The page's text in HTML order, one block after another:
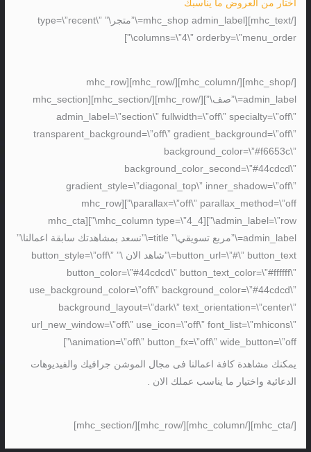
اختار من العروض ما يناسبك
[/mhc_text][mhc_shop admin_label=\”متجر\” type=\”recent\”
columns=\”4\” orderby=\”menu_order\”]
[/mhc_shop][/mhc_column][/mhc_row][mhc_row
admin_label=\”صف\”][/mhc_row][/mhc_section][mhc_section
admin_label=\”section\” fullwidth=\”off\” specialty=\”off\”
transparent_background=\”off\” gradient_background=\”off\”
background_color=\”#f6653c\”
background_color_second=\”#44cdcd\”
gradient_style=\”diagonal_top\” inner_shadow=\”off\”
parallax=\”off\” parallax_method=\”off\”][mhc_row
admin_label=\”row\”][mhc_column type=\”4_4\”][mhc_cta
admin_label=\”مربع تسويقي\” title=\”نسعد بمشاهدتك سابقة اعمالنا\”
button_url=\”#\” button_text=\”شاهد الان \” button_style=\”off\”
button_color=\”#44cdcd\” button_text_color=\”#ffffff\”
use_background_color=\”off\” background_color=\”#44cdcd\”
background_layout=\”dark\” text_orientation=\”center\”
url_new_window=\”off\” use_icon=\”off\” font_list=\”mhicons\”
animation=\”off\” button_fx=\”off\” wide_button=\”off\”]
يمكنك مشاهدة كافة اعمالنا فى مجال الموشن جرافيك والفيديوهات
الدعائية واختيار ما يناسب عملك الان .
[/mhc_cta][/mhc_column][/mhc_row][/mhc_section]